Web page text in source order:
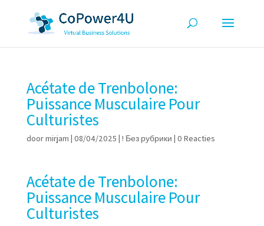
Acétate de Trenbolone:
Puissance Musculaire Pour
Culturistes
doormirjam | 08/04/2025 | ! Без рубрики | 0 Reacties
Acétate de Trenbolone:
Puissance Musculaire Pour
Culturistes